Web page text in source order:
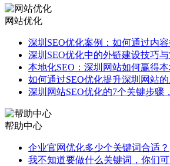
网站优化
深圳SEO优化案例：如何通过内
深圳SEO优化中的外链建设技巧
本地化SEO：深圳网站如何赢得
如何通过SEO优化提升深圳网站
深圳网站SEO优化的7个关键步骤
帮助中心
企业官网优化多少个关键词合适？
我不知道要做什么关键词，你们